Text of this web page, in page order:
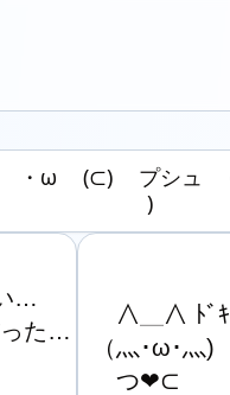
・ω (⊂) プシュ
)
…
た…
∧＿∧ ﾄﾞｷ
（灬･ω･灬)
つ❤⊂